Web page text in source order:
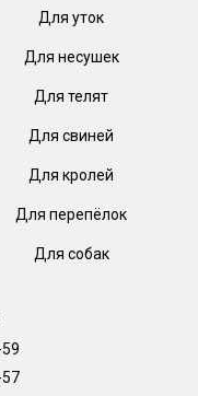
Для уток
Для несушек
Для телят
Для свиней
Для кролей
Для перепёлок
Для собак